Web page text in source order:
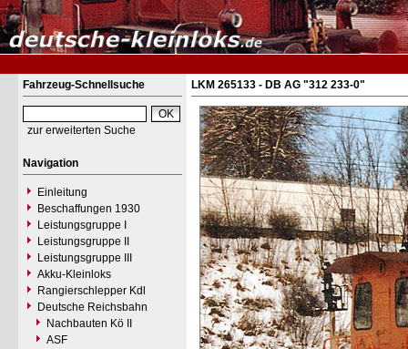
Fahrzeug-Schnellsuche
zur erweiterten Suche
Navigation
Einleitung
Beschaffungen 1930
Leistungsgruppe I
Leistungsgruppe II
Leistungsgruppe III
Akku-Kleinloks
Rangierschlepper Kdl
Deutsche Reichsbahn
Nachbauten Kö II
ASF
LKM 265133 - DB AG "312 233-0"